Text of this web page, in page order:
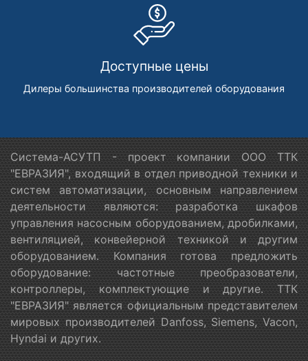
Доступные цены
Дилеры большинства производителей оборудования
Система-АСУТП - проект компании ООО ТТК
"ЕВРАЗИЯ", входящий в отдел приводной техники и
систем автоматизации, основным направлением
деятельности являются: разработка шкафов
управления насосным оборудованием, дробилками,
вентиляцией, конвейерной техникой и другим
оборудованием. Компания готова предложить
оборудование: частотные преобразователи,
контроллеры, комплектующие и другие. ТТК
"ЕВРАЗИЯ" является официальным представителем
мировых производителей Danfoss, Siemens, Vacon,
Hyndai и других.